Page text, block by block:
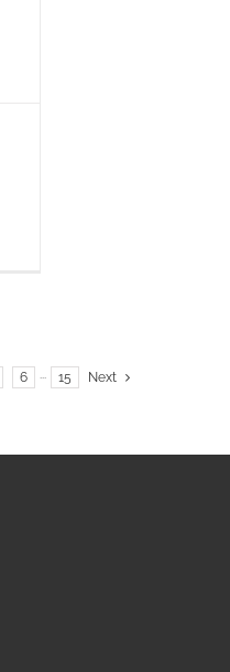
6 ··· 15 Next